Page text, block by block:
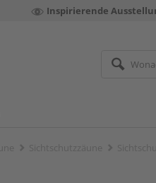
Inspirierende